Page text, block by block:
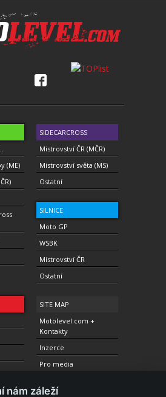
(ME)
SIDECARCROSS
Mistrovství ČR (MČR)
Mistrovství světa (MS)
Ostatní
SILNICE
Moto GP
WSBK
Mistrovství ČR
Ostatní
SITE MAP
Motolevel.com +
Kontakty
Inzerce
Pro media
DESIGN / CODING
nám záleží